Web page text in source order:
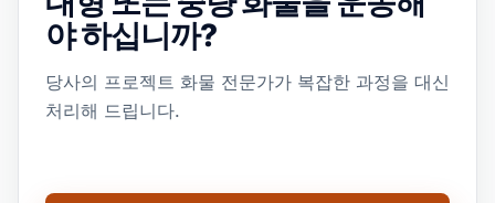
야 하십니까?
당사의 프로젝트 화물 전문가가 복잡한 과정을 대신
처리해 드립니다.